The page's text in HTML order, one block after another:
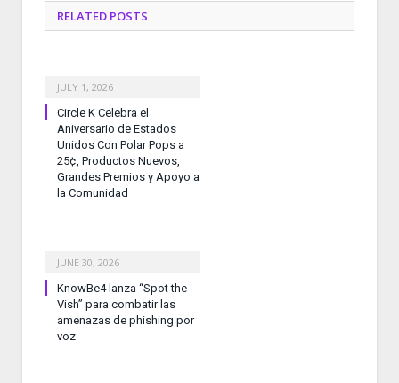
RELATED POSTS
JULY 1, 2026
Circle K Celebra el
Aniversario de Estados
Unidos Con Polar Pops a
25¢, Productos Nuevos,
Grandes Premios y Apoyo a
la Comunidad
JUNE 30, 2026
KnowBe4 lanza “Spot the
Vish” para combatir las
amenazas de phishing por
voz